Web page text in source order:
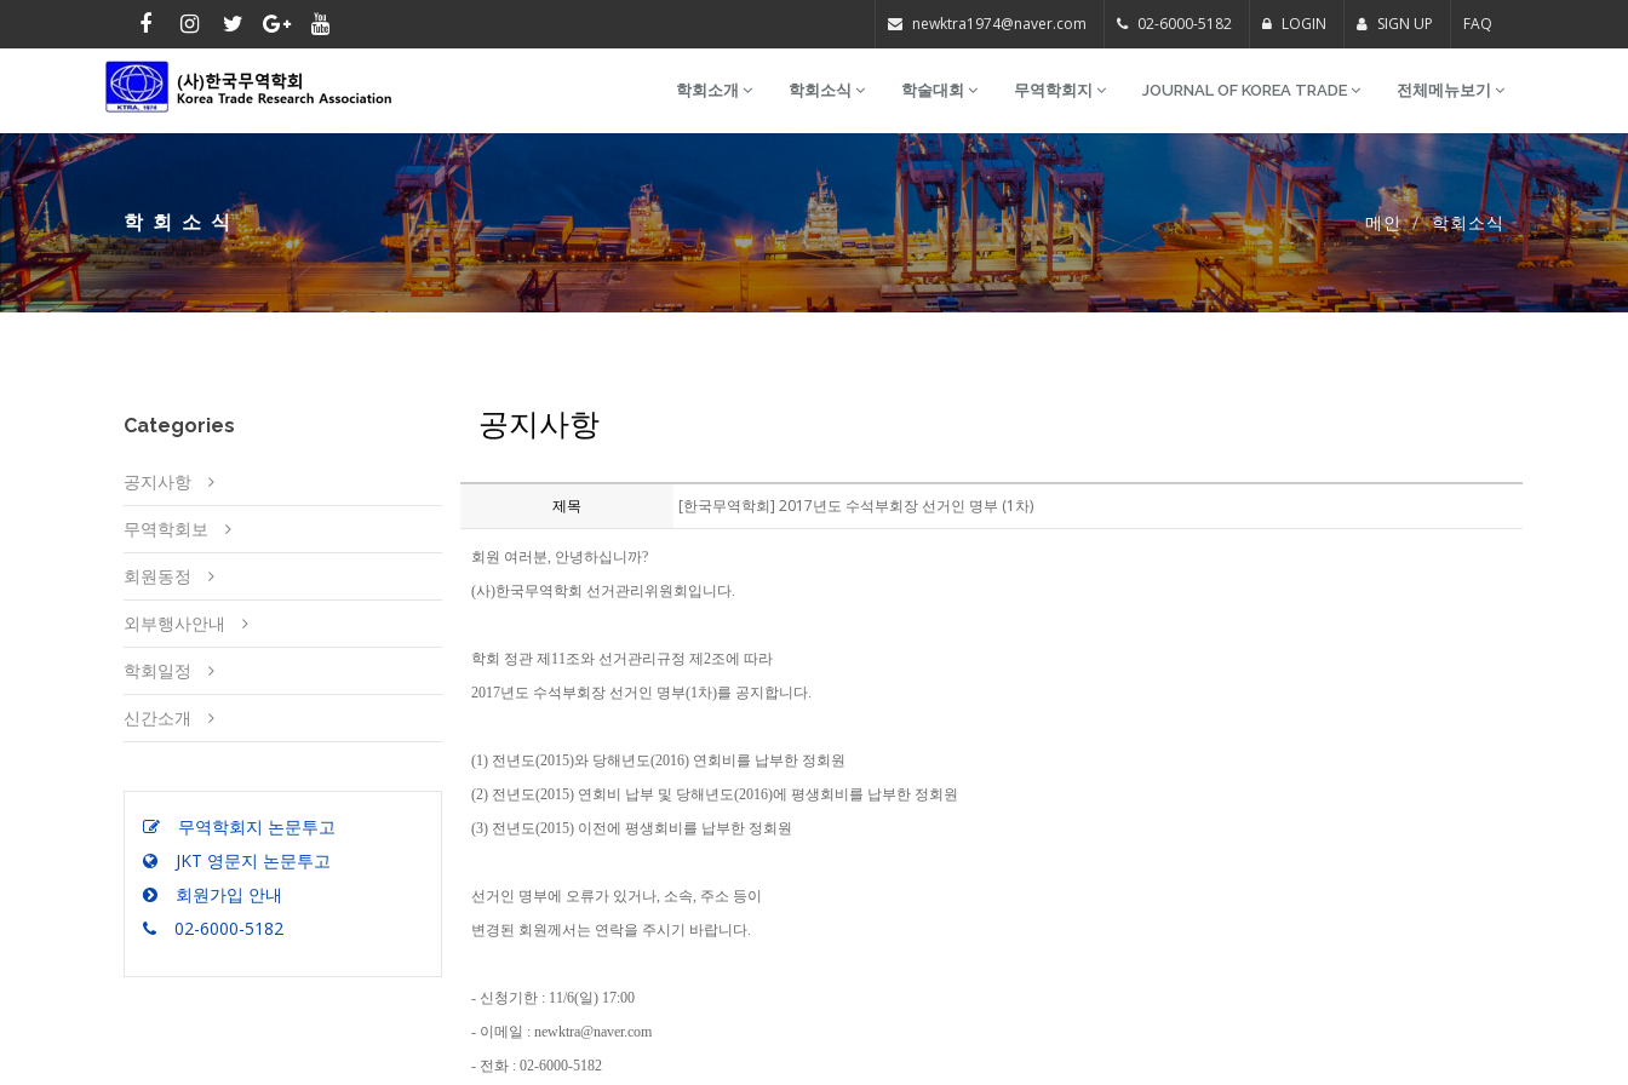
newktra1974@naver.com 02-6000-5182 LOGIN SIGN UP FAQ
학회소개 학회소식 학술대회 무역학회지 JOURNAL OF KOREA TRADE 전체메뉴보기
학회소식 메인 학회소식
Categories
공지사항
무역학회보
회원동정
외부행사안내
학회일정
신간소개
무역학회지 논문투고
JKT 영문지 논문투고
회원가입 안내
02-6000-5182
공지사항
제목 [한국무역학회] 2017년도 수석부회장 선거인 명부 (1차)
회원 여러분, 안녕하십니까?
(사)한국무역학회 선거관리위원회입니다.
학회 정관 제11조와 선거관리규정 제2조에 따라
2017년도 수석부회장 선거인 명부(1차)를 공지합니다.
(1) 전년도(2015)와 당해년도(2016) 연회비를 납부한 정회원
(2) 전년도(2015) 연회비 납부 및 당해년도(2016)에 평생회비를 납부한 정회원
(3) 전년도(2015) 이전에 평생회비를 납부한 정회원
선거인 명부에 오류가 있거나, 소속, 주소 등이
변경된 회원께서는 연락을 주시기 바랍니다.
- 신청기한 : 11/6(일) 17:00
- 이메일 : newktra@naver.com
- 전화 : 02-6000-5182